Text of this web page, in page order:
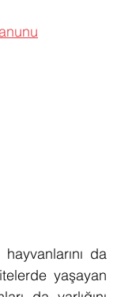
da
yaşayan